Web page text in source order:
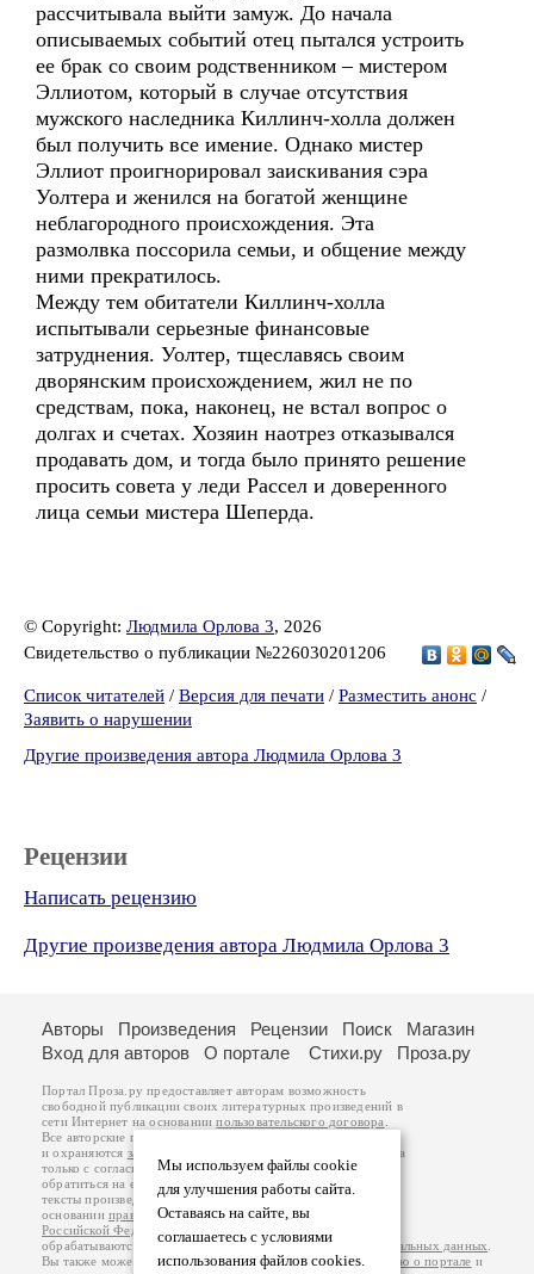
рассчитывала выйти замуж. До начала
описываемых событий отец пытался устроить
ее брак со своим родственником – мистером
Эллиотом, который в случае отсутствия
мужского наследника Киллинч-холла должен
был получить все имение. Однако мистер
Эллиот проигнорировал заискивания сэра
Уолтера и женился на богатой женщине
неблагородного происхождения. Эта
размолвка поссорила семьи, и общение между
ними прекратилось.
Между тем обитатели Киллинч-холла
испытывали серьезные финансовые
затруднения. Уолтер, тщеславясь своим
дворянским происхождением, жил не по
средствам, пока, наконец, не встал вопрос о
долгах и счетах. Хозяин наотрез отказывался
продавать дом, и тогда было принято решение
просить совета у леди Рассел и доверенного
лица семьи мистера Шеперда.
© Copyright: Людмила Орлова 3, 2026
Свидетельство о публикации №226030201206
Список читателей / Версия для печати / Разместить анонс /
Заявить о нарушении
Другие произведения автора Людмила Орлова 3
Рецензии
Написать рецензию
Другие произведения автора Людмила Орлова 3
Мы используем файлы cookie
для улучшения работы сайта.
Оставаясь на сайте, вы
соглашаетесь с условиями
использования файлов cookies.
Авторы Произведения Рецензии Поиск
Магазин
Вход для авторов
О портале Стихи.ру Проза.ру
Портал Проза.ру предоставляет авторам возможность
свободной публикации своих литературных произведений в
сети Интернет на основаниипользовательского договора
Все авторские права на произведения принадлежат авторам
и охраняются законом
. Перепечатка произведений возможна
только с согласия его автора, к которому вы можете
обратиться на его авторской странице. Ответственность за
тексты произведений авторы несут самостоятельно на
основанииправил публикацииизаконодательства
Российской Федерации
обрабатываются на основанииПолитики обработки персональных данных
Вы также можете посмотреть более подробнуюинформацию о портале и